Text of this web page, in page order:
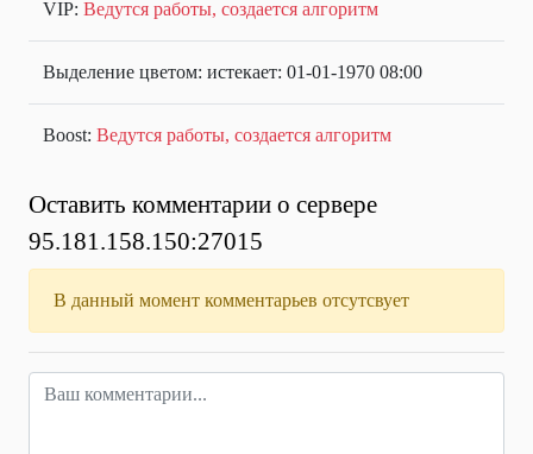
VIP: Ведутся работы, создается алгоритм
Выделение цветом: истекает: 01-01-1970 08:00
Boost: Ведутся работы, создается алгоритм
Оставить комментарии о сервере
95.181.158.150:27015
В данный момент комментарьев отсутсвует